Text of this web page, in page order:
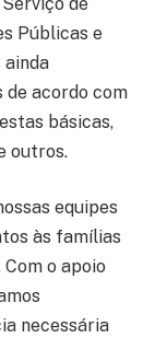
Públicas e
ainda
acordo com
básicas,
outros.
equipes
às famílias
o apoio
necessária